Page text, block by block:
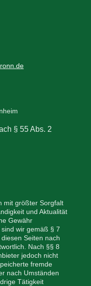
§ 55 Abs. 2
mit größter Sorgfalt
und Aktualität
Gewähr
wir gemäß § 7
Seiten nach
Nach §§ 8
jedoch nicht
fremde
nach Umständen
Tätigkeit